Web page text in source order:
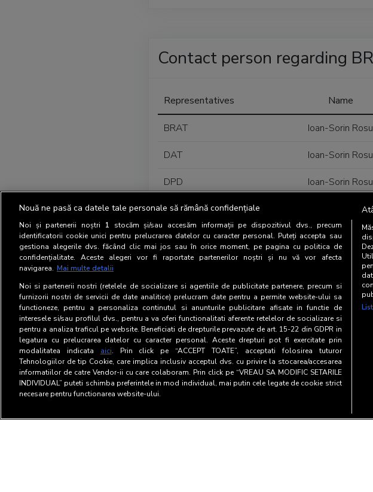
Contact person regarding
Representatives Name
BRAT Ioan-Sorin Rosu
DAT Ioan-Sorin Rosu
DPD Ioan-Sorin Rosu
Nouă ne pasă ca datele tale personale să rămână confidențiale
Noi și partenerii noștri 1 stocăm și/sau accesăm informații pe dispozitivul dvs., precum
identificatorii cookie unici pentru prelucrarea datelor cu caracter personal. Puteți accepta sau
gestiona alegerile dvs. făcând clic mai jos sau în orice moment, pe pagina cu politica de
confidențialitate. Aceste alegeri vor fi raportate partenerilor noștri și nu vă vor afecta
navigarea. Mai multe detalii
Noi si partenerii nostri (retelele de socializare si agentiile de publicitate partenere, precum si
furnizorii nostri de servicii de date analitice) prelucram date pentru a permite website-ului sa
functioneze, pentru a personaliza continutul si anunturile publicitare afisate in functie de
interesele si/sau profilul dvs., pentru a va oferi functionalitati aferente retelelor de socializare si
pentru a analiza traficul pe website. Beneficiati de drepturile prevazute de art. 15-22 din GDPR in
legatura cu prelucrarea datelor cu caracter personal. Aceste drepturi pot fi exercitate prin
modalitatea indicata aici. Prin click pe “ACCEPT TOATE”, acceptati folosirea tuturor
Tehnologiilor de tip Cookie, care implica inclusiv acceptul dvs. cu privire la stocarea/accesarea
informatiilor de catre Vendor-ii cu care colaboram. Prin click pe “VREAU SA MODIFIC SETARILE
INDIVIDUAL” puteti schimba preferintele in mod individual, mai putin cele legate de cookie strict
necesare pentru functionarea website-ului.